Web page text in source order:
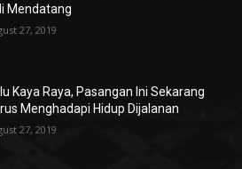
Mendatang
27, 2019
Kaya Raya, Pasangan Ini Sekarang
Menghadapi Hidup Dijalanan
27, 2019